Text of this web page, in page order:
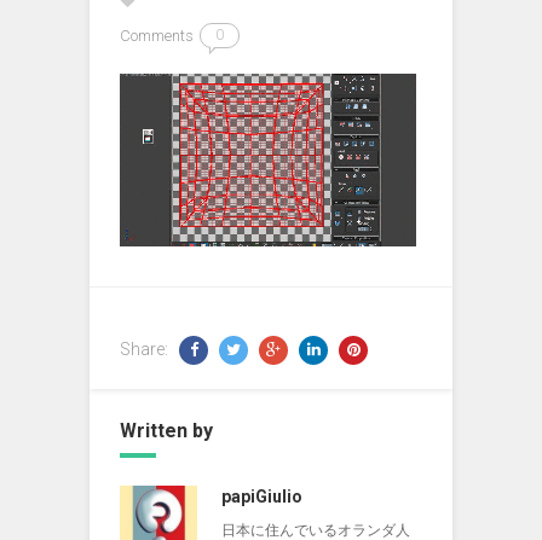
Comments 0
Share:
Written by
papiGiulio
日本に住んでいるオランダ人